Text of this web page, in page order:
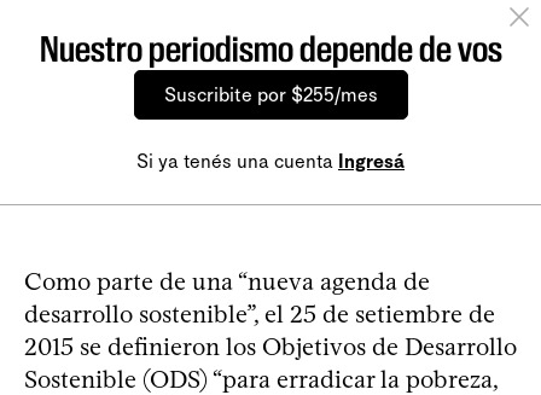
Nuestro periodismo depende de vos
Suscribite por $255/mes
Si ya tenés una cuenta Ingresá
Como parte de una “nueva agenda de
desarrollo sostenible”, el 25 de setiembre de
2015 se definieron los Objetivos de Desarrollo
Sostenible (ODS) “para erradicar la pobreza,